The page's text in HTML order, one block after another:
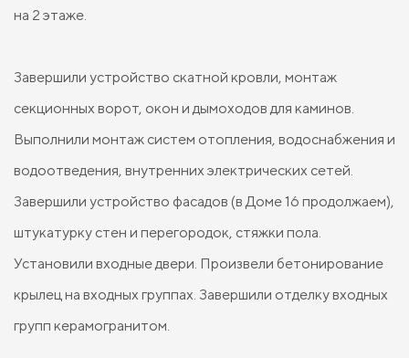
на 2 этаже.
Завершили устройство скатной кровли, монтаж
секционных ворот, окон и дымоходов для каминов.
Выполнили монтаж систем отопления, водоснабжения и
водоотведения, внутренних электрических сетей.
Завершили устройство фасадов (в Доме 16 продолжаем),
штукатурку стен и перегородок, стяжки пола.
Установили входные двери. Произвели бетонирование
крылец на входных группах. Завершили отделку входных
групп керамогранитом.